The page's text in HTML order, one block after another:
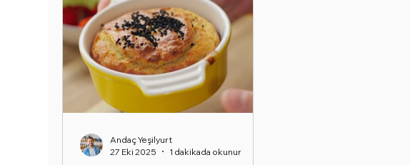
Andaç Yeşilyurt
27 Eki 2025
1 dakikada okunur